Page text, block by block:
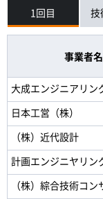
1回目 技
事業者名
大成エンジニアリン
日本工営（株）
（株）近代設計
計画エンジニヤリン
（株）綜合技術コン